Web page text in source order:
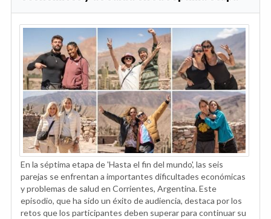
En la séptima etapa de 'Hasta el fin del mundo', las seis
parejas se enfrentan a importantes dificultades económicas
y problemas de salud en Corrientes, Argentina. Este
episodio, que ha sido un éxito de audiencia, destaca por los
retos que los participantes deben superar para continuar su